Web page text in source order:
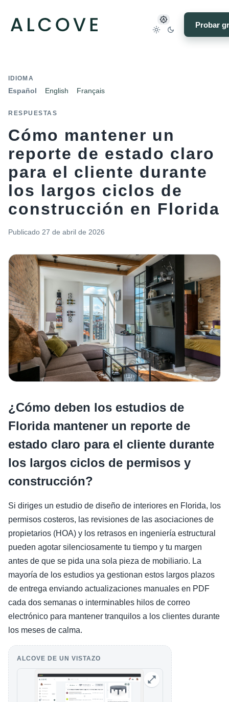
Probar
IDIOMA
Español English Français
RESPUESTAS
Cómo mantener un
reporte de estado claro
para el cliente durante
los largos ciclos de
construcción en Florida
Publicado 27 de abril de 2026
¿Cómo deben los estudios de
Florida mantener un reporte de
estado claro para el cliente durante
los largos ciclos de permisos y
construcción?
Si diriges un estudio de diseño de interiores en Florida, los
permisos costeros, las revisiones de las asociaciones de
propietarios (HOA) y los retrasos en ingeniería estructural
pueden agotar silenciosamente tu tiempo y tu margen
antes de que se pida una sola pieza de mobiliario. La
mayoría de los estudios ya gestionan estos largos plazos
de entrega enviando actualizaciones manuales en PDF
cada dos semanas o interminables hilos de correo
electrónico para mantener tranquilos a los clientes durante
los meses de calma.
ALCOVE DE UN VISTAZO